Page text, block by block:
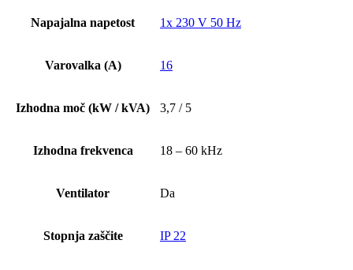
Napajalna napetost 1x 230 V 50 Hz
Varovalka (A) 16
Izhodna moč (kW / kVA) 3,7 / 5
Izhodna frekvenca 18 – 60 kHz
Ventilator Da
Stopnja zaščite IP 22